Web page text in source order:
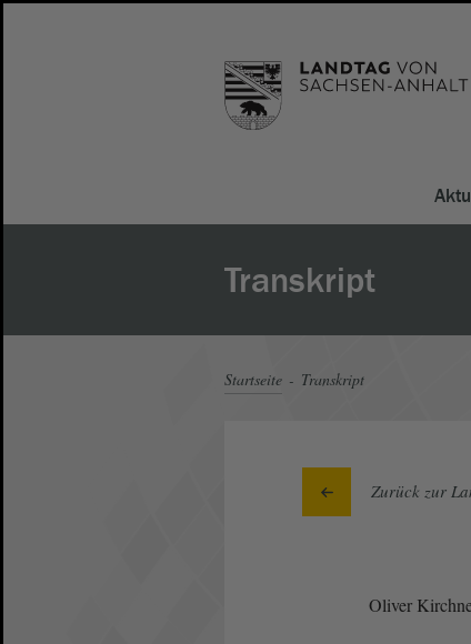
Transkript
Startseite Transkript
Zurück zur
Oliver